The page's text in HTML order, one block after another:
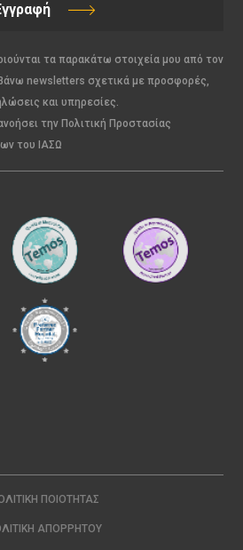
τα παρακάτω στοιχεία μου από τον
newsletters σχετικά με προσφορές,
και υπηρεσίες.
την Πολιτική Προστασίας
του ΙΑΣΩ
ΠΟΙΌΤΗΤΑΣ
ΑΠΟΡΡΉΤΟΥ